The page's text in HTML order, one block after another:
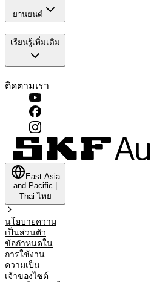
ยานยนต์
เรียนรู้เพิ่มเติม
ติดตามเรา
East Asia
and Pacific
Thai ไทย
นโยบายความ
เป็นส่วนตัว
ข้อกำหนดใน
การใช้งาน
ความเป็น
เจ้าของไซต์